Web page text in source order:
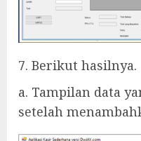
7. Berikut hasilnya.
a. Tampilan data
setelah